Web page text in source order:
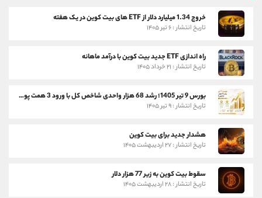
خروج 1.34 میلیارد دلار از ETF های بیت کوین در یک هفته
تاریخ انتشار : ۶ تیر ۱۴۰۵
راه اندازی ETF جدید بیت کوین با درآمد ماهانه
تاریخ انتشار : ۲۱ خرداد ۱۴۰۵
بورس 9 تیر 1405؛ رشد 68 هزار واحدی شاخص کل با ورود 3 همت پول حقیقی
تاریخ انتشار : ۹ تیر ۱۴۰۵
هشدار جدید برای بیت کوین
تاریخ انتشار : ۲۷ اردیبهشت ۱۴۰۵
سقوط بیت کوین به زیر 77 هزار دلار
تاریخ انتشار : ۲۸ اردیبهشت ۱۴۰۵